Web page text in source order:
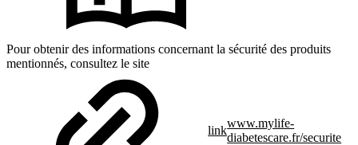
Pour obtenir des informations concernant la sécurité des produits
mentionnés, consultez le site
link
www.mylife-
diabetescare.fr/securite